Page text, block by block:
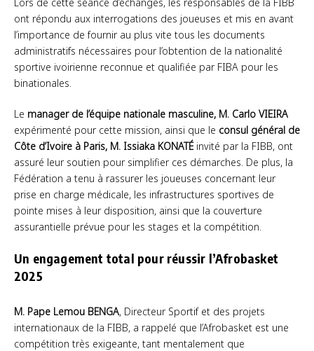
ont répondu aux interrogations des joueuses et mis en avant
l’importance de fournir au plus vite tous les documents
administratifs nécessaires pour l’obtention de la nationalité
sportive ivoirienne reconnue et qualifiée par FIBA pour les
binationales.
Le manager de l’équipe nationale masculine, M. Carlo VIEIRA
expérimenté pour cette mission, ainsi que le consul général de
Côte d’Ivoire à Paris, M. Issiaka KONATÉinvité par la FIBB, ont
assuré leur soutien pour simplifier ces démarches. De plus, la
Fédération a tenu à rassurer les joueuses concernant leur
prise en charge médicale, les infrastructures sportives de
pointe mises à leur disposition, ainsi que la couverture
assurantielle prévue pour les stages et la compétition.
Un engagement total pour réussir l’Afrobasket
2025
M. Pape Lemou BENGA, Directeur Sportif et des projets
internationaux de la FIBB, a rappelé que l’Afrobasket est une
compétition très exigeante, tant mentalement que